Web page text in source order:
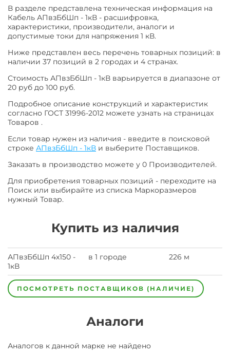
В разделе представлена техническая информация на
Кабель АПвзБбШп - 1кВ - расшифровка,
характеристики, производители, аналоги и
допустимые токи для напряжения 1 кВ.
Ниже представлен весь перечень товарных позиций: в
наличии 37 позиций в 2 городах и 4 странах.
Стоимость АПвзБбШп - 1кВ варьируется в диапазоне от
20 руб до 100 руб.
Подробное описание конструкций и характеристик
согласно ГОСТ 31996-2012 можете узнать на страницах
Товаров .
Если товар нужен из наличия - введите в поисковой
строке АПвзБбШп - 1кВ и выберите Поставщиков.
Заказать в производство можете у 0 Производителей.
Для приобретения товарных позиций - переходите на
Поиск или выбирайте из списка Маркоразмеров
нужный Товар.
Купить из наличия
АПвзБбШп 4х150 -
1кВ
в 1 городе 226 м
ПОСМОТРЕТЬ ПОСТАВЩИКОВ (НАЛИЧИЕ)
Аналоги
Аналогов к данной марке не найдено